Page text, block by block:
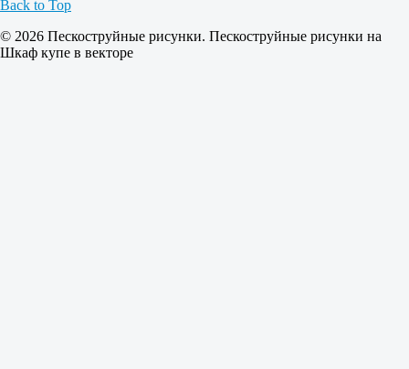
Back to Top
© 2026 Пескоструйные рисунки. Пескоструйные рисунки на
Шкаф купе в векторе